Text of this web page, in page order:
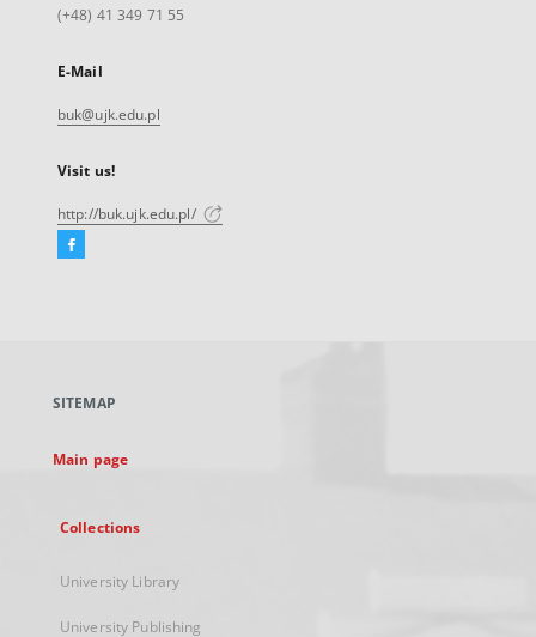
(+48) 41 349 71 55
E-Mail
buk@ujk.edu.pl
Visit us!
http://buk.ujk.edu.pl/
Facebook
new
SITEMAP
Main page
Collections
University Library
University Publishing